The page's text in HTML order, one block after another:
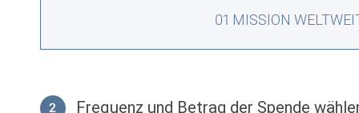
01 MISSION
2 Frequenz und Betrag der Spende